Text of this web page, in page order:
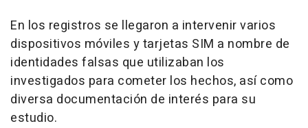
En los registros se llegaron a intervenir varios
dispositivos móviles y tarjetas SIM a nombre de
identidades falsas que utilizaban los
investigados para cometer los hechos, así como
diversa documentación de interés para su
estudio.